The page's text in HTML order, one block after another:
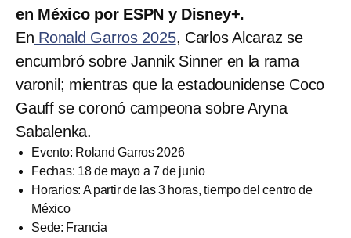
en México por ESPN y Disney+.
En Ronald Garros 2025, Carlos Alcaraz se
encumbró sobre Jannik Sinner en la rama
varonil; mientras que la estadounidense Coco
Gauff se coronó campeona sobre Aryna
Sabalenka.
Evento: Roland Garros 2026
Fechas: 18 de mayo a 7 de junio
Horarios: A partir de las 3 horas, tiempo del centro de
México
Sede: Francia